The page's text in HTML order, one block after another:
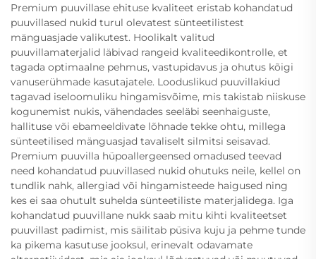
Premium puuvillase ehituse kvaliteet eristab kohandatud
puuvillased nukid turul olevatest sünteetilistest
mänguasjade valikutest. Hoolikalt valitud
puuvillamaterjalid läbivad rangeid kvaliteedikontrolle, et
tagada optimaalne pehmus, vastupidavus ja ohutus kõigi
vanuserühmade kasutajatele. Looduslikud puuvillakiud
tagavad iseloomuliku hingamisvõime, mis takistab niiskuse
kogunemist nukis, vähendades seeläbi seenhaiguste,
hallituse või ebameeldivate lõhnade tekke ohtu, millega
sünteetilised mänguasjad tavaliselt silmitsi seisavad.
Premium puuvilla hüpoallergeensed omadused teevad
need kohandatud puuvillased nukid ohutuks neile, kellel on
tundlik nahk, allergiad või hingamisteede haigused ning
kes ei saa ohutult suhelda sünteetiliste materjalidega. Iga
kohandatud puuvillane nukk saab mitu kihti kvaliteetset
puuvillast padimist, mis säilitab püsiva kuju ja pehme tunde
ka pikema kasutuse jooksul, erinevalt odavamate